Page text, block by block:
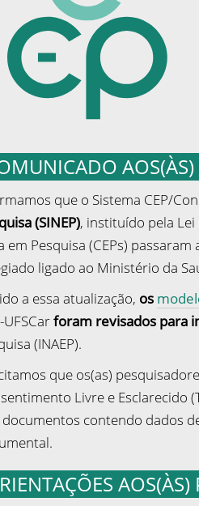
AOS(ÀS)
que o Sistema CEP/
(SINEP), instituído pela
em Pesquisa (CEPs)
ligado ao Ministério da
a essa atualização, os
UFSCarforam revisados para
(INAEP).
que os(as)
Livre e Esclarecido
contendo dados
AOS(ÀS)